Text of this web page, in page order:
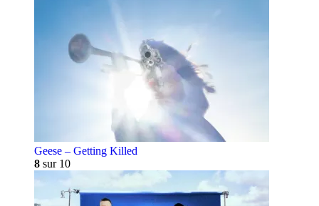
Geese – Getting Killed
8 sur 10